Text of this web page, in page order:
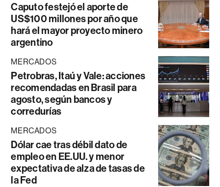
Caputo festejó el aporte de
US$100 millones por año que
hará el mayor proyecto minero
argentino
MERCADOS
Petrobras, Itaú y Vale: acciones
recomendadas en Brasil para
agosto, según bancos y
corredurías
MERCADOS
Dólar cae tras débil dato de
empleo en EE.UU. y menor
expectativa de alza de tasas de
la Fed